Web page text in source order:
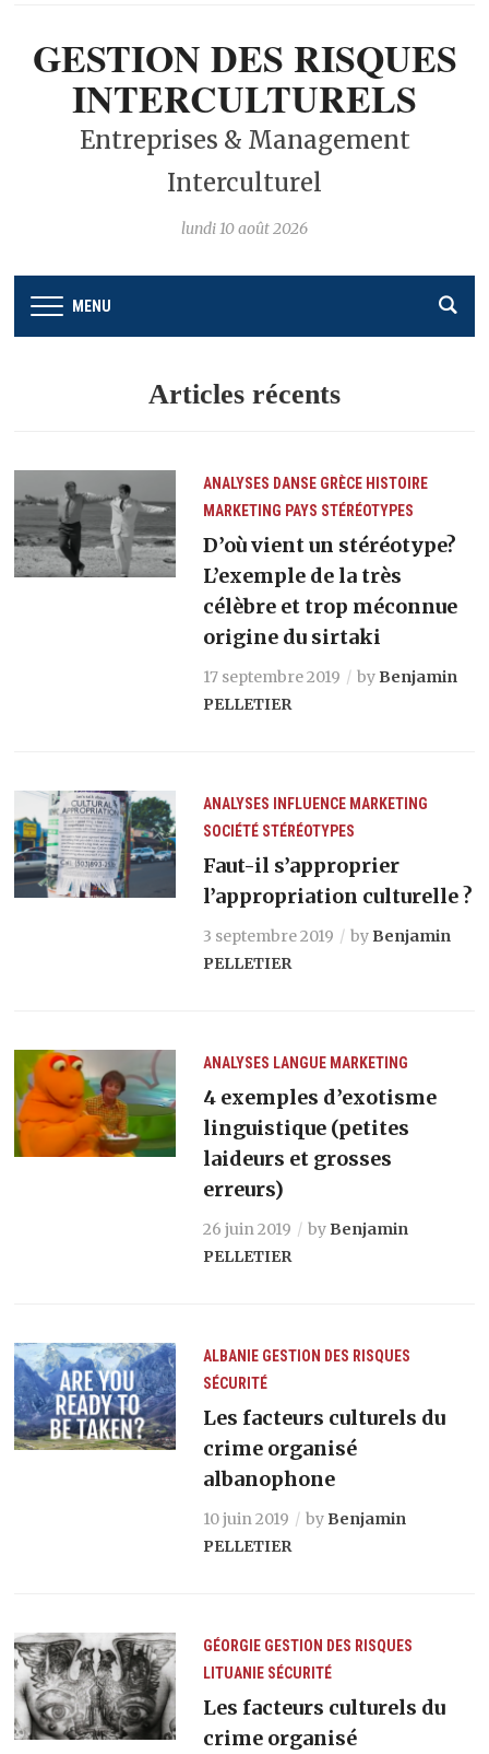
GESTION DES RISQUES
INTERCULTURELS
Entreprises & Management
Interculturel
lundi 10 août 2026
MENU
Articles récents
ANALYSES DANSE GRÈCE HISTOIRE
MARKETING PAYS STÉRÉOTYPES
D’où vient un stéréotype?
L’exemple de la très
célèbre et trop méconnue
origine du sirtaki
17 septembre 2019 by Benjamin
PELLETIER
ANALYSES INFLUENCE MARKETING
SOCIÉTÉ STÉRÉOTYPES
Faut-il s’approprier
l’appropriation culturelle ?
3 septembre 2019 by Benjamin
PELLETIER
ANALYSES LANGUE MARKETING
4 exemples d’exotisme
linguistique (petites
laideurs et grosses
erreurs)
26 juin 2019 by Benjamin
PELLETIER
ALBANIE GESTION DES RISQUES
SÉCURITÉ
Les facteurs culturels du
crime organisé
albanophone
10 juin 2019 by Benjamin
PELLETIER
GÉORGIE GESTION DES RISQUES
LITUANIE SÉCURITÉ
Les facteurs culturels du
crime organisé